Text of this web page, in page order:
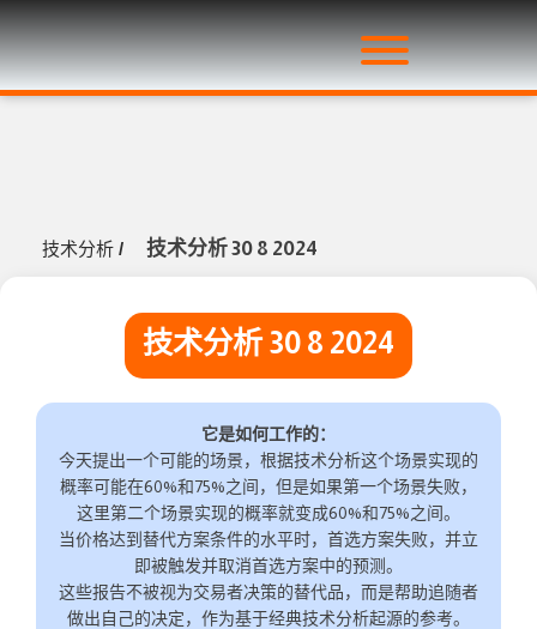
技术分析 / 技术分析 30 8 2024
技术分析 30 8 2024
它是如何工作的：
今天提出一个可能的场景，根据技术分析这个场景实现的
概率可能在60%和75%之间，但是如果第一个场景失败，
这里第二个场景实现的概率就变成60%和75%之间。
当价格达到替代方案条件的水平时，首选方案失败，并立
即被触发并取消首选方案中的预测。
这些报告不被视为交易者决策的替代品，而是帮助追随者
做出自己的决定，作为基于经典技术分析起源的参考。